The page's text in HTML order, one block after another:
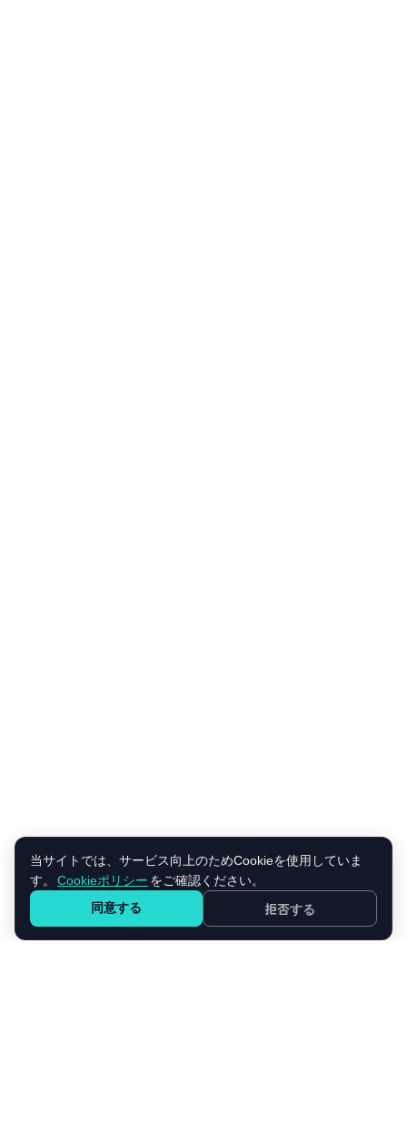
当サイトでは、サービス向上のためCookieを使用していま
す。
Cookieポリシー をご確認ください。
同意する
拒否する